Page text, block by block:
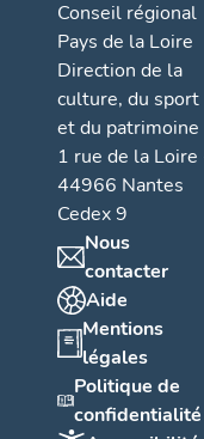
Conseil régional
Pays de la Loire
Direction de la
culture, du sport
et du patrimoine
1 rue de la Loire
44966 Nantes
Cedex 9
Nous
contacter
Aide
Mentions
légales
Politique de
confidentialité